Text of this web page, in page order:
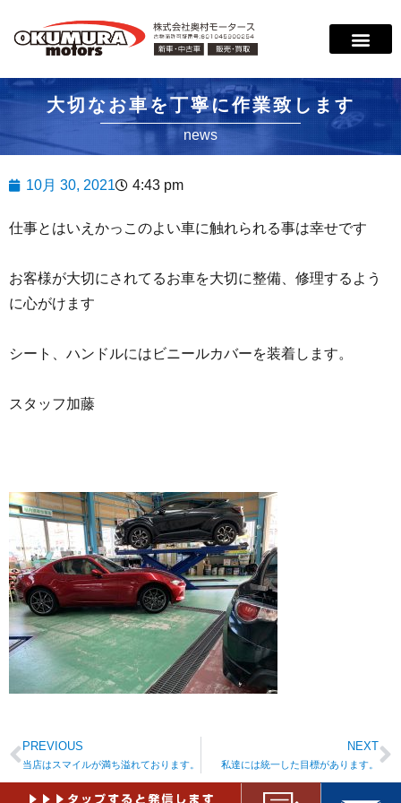
大切なお車を丁寧に作業致します
news
10月 30, 2021 4:43 pm
仕事とはいえかっこのよい車に触れられる事は幸せです
お客様が大切にされてるお車を大切に整備、修理するよう
に心がけます
シート、ハンドルにはビニールカバーを装着します。
スタッフ加藤
PREVIOUS
当店はスマイルが満ち溢れております。
NEXT
私達には統一した目標があります。